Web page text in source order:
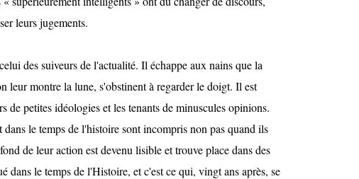
leurs jugements.
des suiveurs de l'actualité. Il échappe aux nains que la
leur montre la lune, s'obstinent à regarder le doigt. Il est
de petites idéologies et les tenants de minuscules opinions.
dans le temps de l'histoire sont incompris non pas quand ils
de leur action est devenu lisible et trouve place dans des
dans le temps de l'Histoire, et c'est ce qui, vingt ans après, se